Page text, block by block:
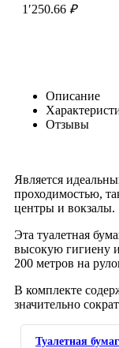
1′250.66 ₽
Описание
Отзывы
Является
проходимостью,
центры и вокзалы.
Эта туалетная
высокую гигиену
200 метров на
В комплекте
значительно
Туалетная